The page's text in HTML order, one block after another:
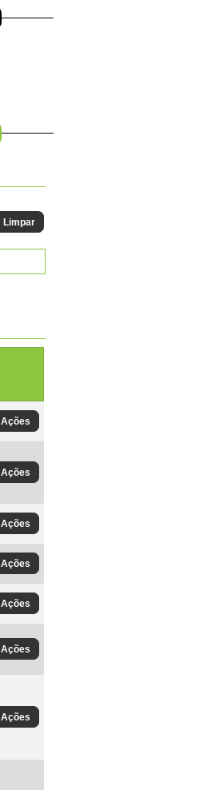
Limpar
Ações
Ações
Ações
Ações
Ações
Ações
Ações